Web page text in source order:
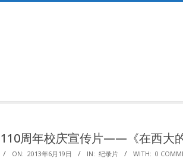
周年校庆宣传片——《在西大
ON: 2013年6月19日 IN: 纪录片 WITH: 0